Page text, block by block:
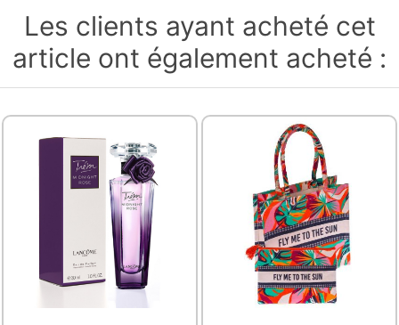
Les clients ayant acheté cet
article ont également acheté :